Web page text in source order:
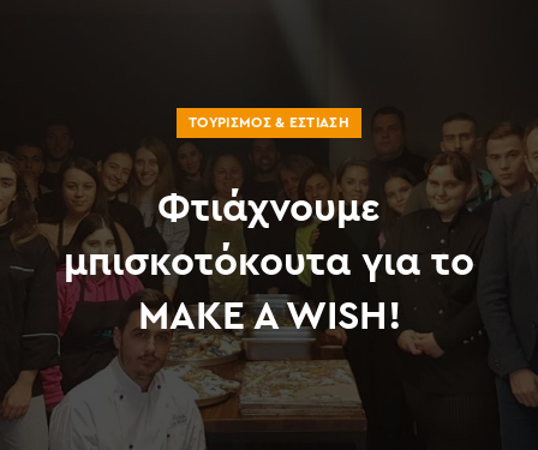
ΤΟΥΡΙΣΜΌΣ & ΕΣΤΊΑΣΗ
Φτιάχνουμε
μπισκοτόκουτα για το
MAKE A WISH!